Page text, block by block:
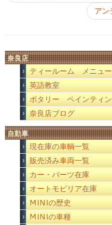
ア
奈良店
ティールーム メニュー
英語教室
ポタリー ペインティ
奈良店ブログ
自動車
現在庫の車輌一覧
販売済み車両一覧
カー・パーツ在庫
オートモビリア在庫
MINIの歴史
MINIの車種